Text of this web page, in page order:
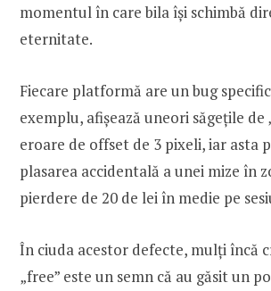
momentul în care bila își schimbă
eternitate.
Fiecare platformă are un bug
exemplu, afișează uneori săgețile de
eroare de offset de 3 pixeli, iar asta
plasarea accidentală a unei mize în
pierdere de 20 de lei în medie pe
În ciuda acestor defecte, mulți încă
„free” este un semn că au găsit un